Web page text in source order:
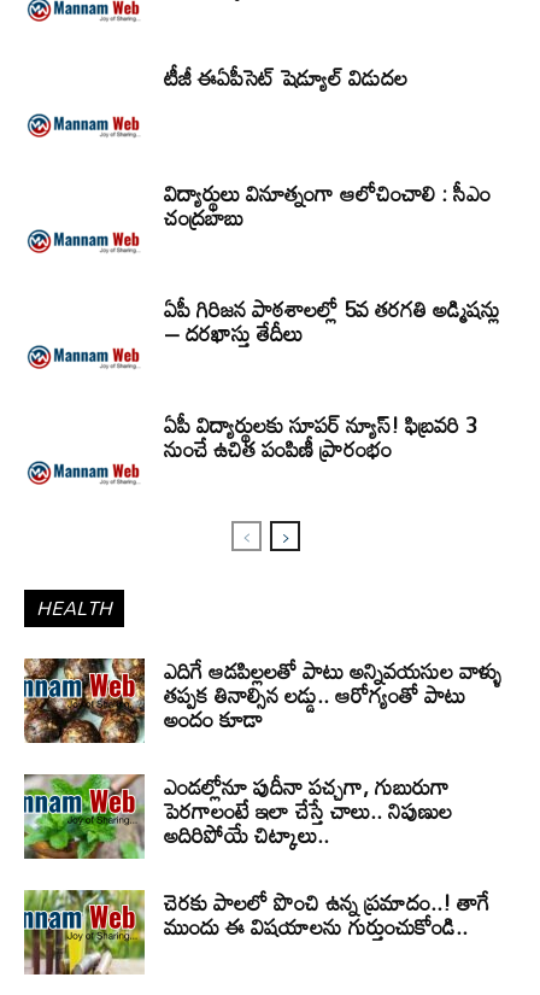
టీజీ ఈఏపీసెట్‌ షెడ్యూల్‌ విడుదల
విద్యార్థులు వినూత్నంగా ఆలోచించాలి : సీఎం
చంద్రబాబు
ఏపీ గిరిజన పాఠశాలల్లో 5వ తరగతి అడ్మిషన్లు
– దరఖాస్తు తేదీలు
ఏపీ విద్యార్థులకు సూపర్ న్యూస్! ఫిబ్రవరి 3
నుంచే ఉచిత పంపిణీ ప్రారంభం
HEALTH
ఎదిగే ఆడపిల్లలతో పాటు అన్నివయసుల వాళ్ళు
తప్పక తినాల్సిన లడ్డు.. ఆరోగ్యంతో పాటు
అందం కూడా
ఎండల్లోనూ పుదీనా పచ్చగా, గుబురుగా
పెరగాలంటే ఇలా చేస్తే చాలు.. నిపుణుల
అదిరిపోయే చిట్కాలు..
చెరకు పాలలో పొంచి ఉన్న ప్రమాదం..! తాగే
ముందు ఈ విషయాలను గుర్తుంచుకోండి..